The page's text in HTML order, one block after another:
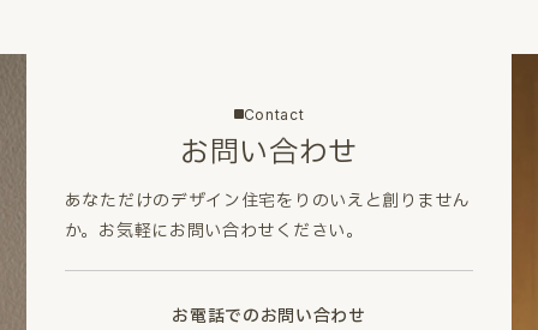
Contact
お問い合わせ
あなただけのデザイン住宅をりのいえと創りません
か。 お気軽にお問い合わせください。
お電話でのお問い合わせ